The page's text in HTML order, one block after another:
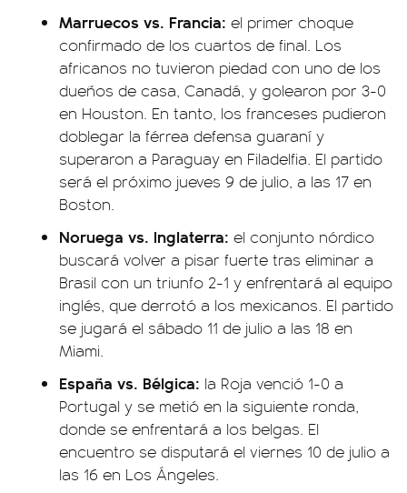
Marruecos vs. Francia: el primer choque
confirmado de los cuartos de final. Los
africanos no tuvieron piedad con uno de los
dueños de casa, Canadá, y golearon por 3-0
en Houston. En tanto, los franceses pudieron
doblegar la férrea defensa guaraní y
superaron a Paraguay en Filadelfia. El partido
será el próximo jueves 9 de julio, a las 17 en
Boston.
Noruega vs. Inglaterra: el conjunto nórdico
buscará volver a pisar fuerte tras eliminar a
Brasil con un triunfo 2-1 y enfrentará al equipo
inglés, que derrotó a los mexicanos. El partido
se jugará el sábado 11 de julio a las 18 en
Miami.
España vs. Bélgica: la Roja venció 1-0 a
Portugal y se metió en la siguiente ronda,
donde se enfrentará a los belgas. El
encuentro se disputará el viernes 10 de julio a
las 16 en Los Ángeles.